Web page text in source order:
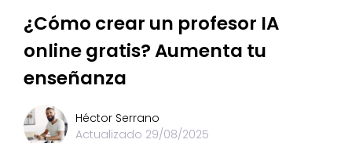
¿Cómo crear un profesor IA
online gratis? Aumenta tu
enseñanza
Héctor Serrano
Actualizado 29/08/2025